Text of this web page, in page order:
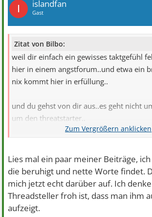
I islandfan
Gast
Zitat von Bilbo:
weil dir einfach ein gewisses taktgefühl
hier in einem angstforum..und etwa ein
nix kommt hier in erfüllung..
und du gehst von dir aus..es geht nicht
um den threatstarter..
Lies mal ein paar meiner Beiträge,
die beruhigt und nette Worte findet.
mich jetzt echt darüber auf. Ich
Threadsteller froh ist, dass man ihm
aufzeigt.